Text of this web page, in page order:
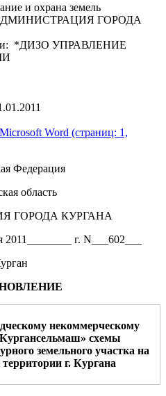
и охрана земель
ГОРОДА
*ДИЗО УПРАВЛЕНИЕ
Word (страниц: 1,
Федерация
область
ГОРОДА КУРГАНА
г. N___602___
некоммерческому
схемы
земельного участка на
г. Кургана